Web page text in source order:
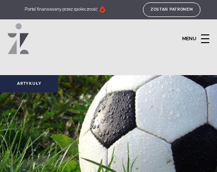
Portal finansowany przez społeczność ZOSTAŃ PATRONEM
MENU
ARTYKUŁY